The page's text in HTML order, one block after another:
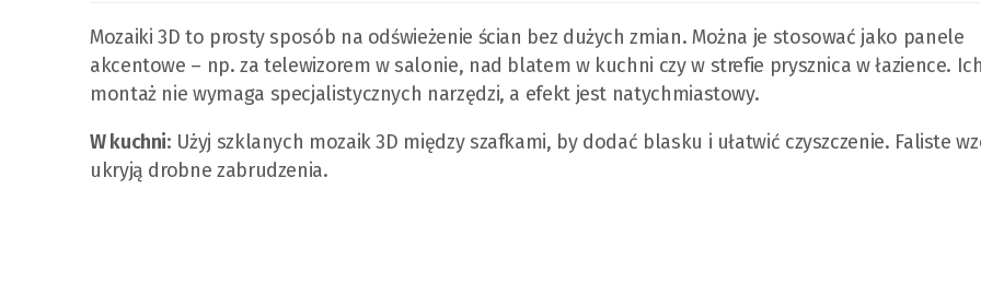
Mozaiki 3D to prosty sposób na odświeżenie ścian bez dużych zmian. Można je stosować jako panele
akcentowe – np. za telewizorem w salonie, nad blatem w kuchni czy w strefie prysznica w łazience.
montaż nie wymaga specjalistycznych narzędzi, a efekt jest natychmiastowy.
W kuchni: Użyj szklanych mozaik 3D między szafkami, by dodać blasku i ułatwić czyszczenie. Faliste
ukryją drobne zabrudzenia.